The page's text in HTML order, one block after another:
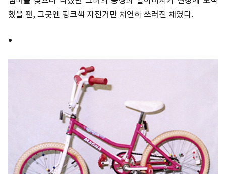
했을 땐, 그곳엔 핑크색 자전거만 처연히 쓰러진 채였다.